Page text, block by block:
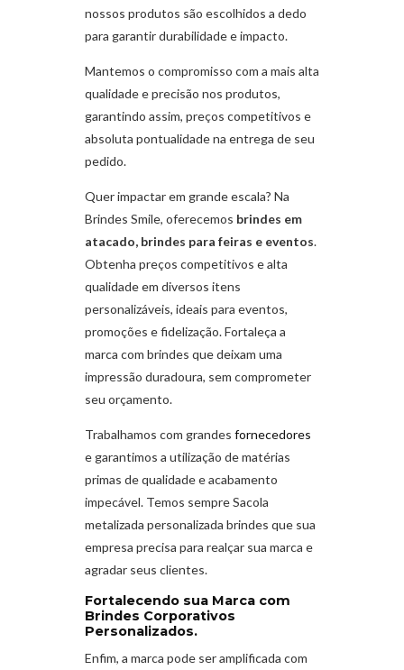
nossos produtos são escolhidos a dedo
para garantir durabilidade e impacto.
Mantemos o compromisso com a mais alta
qualidade e precisão nos produtos,
garantindo assim, preços competitivos e
absoluta pontualidade na entrega de seu
pedido.
Quer impactar em grande escala? Na
Brindes Smile, oferecemos brindes em
atacado, brindes para feiras e eventos.
Obtenha preços competitivos e alta
qualidade em diversos itens
personalizáveis, ideais para eventos,
promoções e fidelização. Fortaleça a
marca com brindes que deixam uma
impressão duradoura, sem comprometer
seu orçamento.
Trabalhamos com grandes fornecedores
e garantimos a utilização de matérias
primas de qualidade e acabamento
impecável. Temos sempre Sacola
metalizada personalizada brindes que sua
empresa precisa para realçar sua marca e
agradar seus clientes.
Fortalecendo sua Marca com
Brindes Corporativos
Personalizados.
Enfim, a marca pode ser amplificada com